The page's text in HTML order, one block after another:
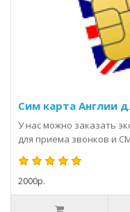
Сим карта Англии
У нас можно заказать
для приема звонков и
2000р.